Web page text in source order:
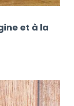
et à la